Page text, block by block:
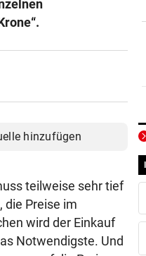
hinzufügen
teilweise sehr tief
die Preise im
wird der Einkauf
Notwendigste. Und